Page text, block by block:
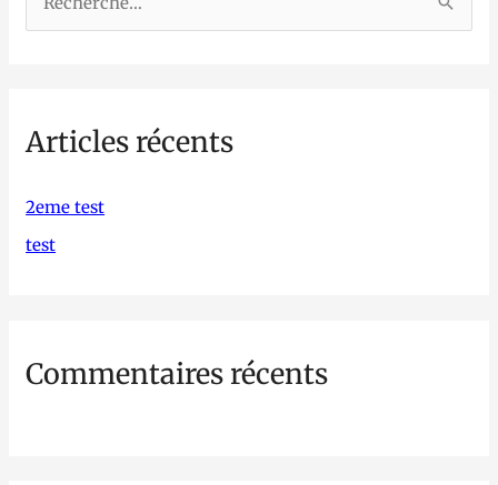
e
c
h
:
Articles récents
2eme test
test
Commentaires récents